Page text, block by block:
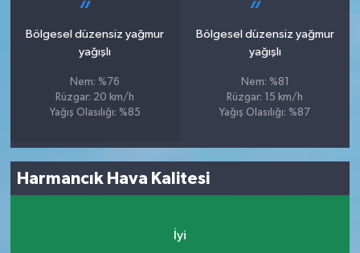
Bölgesel düzensiz yağmur
yağışlı
Nem: %76
Rüzgar: 20 km/h
Yağış Olasılığı: %85
Bölgesel düzensiz yağmur
yağışlı
Nem: %81
Rüzgar: 15 km/h
Yağış Olasılığı: %87
Harmancık Hava Kalitesi
İyi